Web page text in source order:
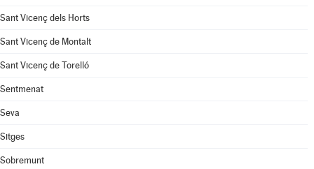
Sant Vicenç dels Horts
Sant Vicenç de Montalt
Sant Vicenç de Torelló
Sentmenat
Seva
Sitges
Sobremunt